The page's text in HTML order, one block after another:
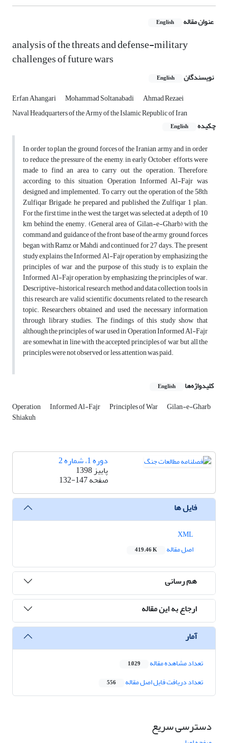
عنوان مقاله English
analysis of the threats and defense-military
challenges of future wars
نویسندگان English
Erfan Ahangari Mohammad Soltanabadi
Ahmad Rezaei
Naval Headquarters of the Army of the Islamic Republic of Iran
چکیده
English
In order to plan the ground forces of the Iranian army and in order
to reduce the pressure of the enemy, in early October, efforts were
made to find an area to carry out the operation. Therefore,
according to this situation, Operation Informed Al-Fajr was
designed and implemented. To carry out the operation of the 58th
Zulfiqar Brigade, he prepared and published the Zulfiqar 1 plan.
For the first time in the west, the target was selected at a depth of 10
km behind the enemy. (General area of ​​Gilan-e-Gharb) with the
command and guidance of the front base of the army ground forces
began with Ramz or Mahdi and continued for 27 days. The present
study explains the Informed Al-Fajr operation by emphasizing the
principles of war and the purpose of this study is to explain the
Informed Al-Fajr operation by emphasizing the principles of war.
Descriptive-historical research method and data collection tools in
this research are valid scientific documents related to the research
topic. Researchers obtained and used the necessary information
through library studies. The findings of this study show that
although the principles of war used in Operation Informed Al-Fajr
are somewhat in line with the accepted principles of war, but all the
principles were not observed or less attention was paid.
کلیدواژه‌ها English
Operation Informed Al-Fajr Principles of War Gilan-e-Gharb
Shiakuh
دوره 1، شماره 2
پاییز 1398
صفحه132-147
فایل ها
اصل مقاله
419.46 K
هم رسانی
ارجاع به این مقاله
آمار
تعداد مشاهده مقاله 1,029
تعداد دریافت فایل اصل مقاله 556
دسترسی سریع